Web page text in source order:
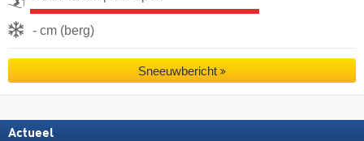
- cm (berg)
Sneeuwbericht
Actueel